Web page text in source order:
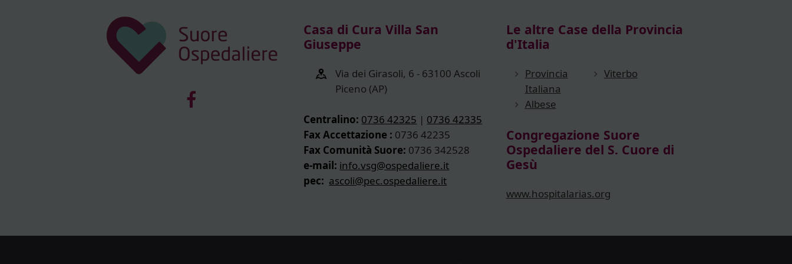
Casa di Cura Villa San
Giuseppe
Via dei Girasoli, 6 - 63100 Ascoli
Piceno (AP)
Centralino: 0736 42325 | 0736 42335
Fax Accettazione : 0736 42235
Fax Comunità Suore: 0736 342528
e-mail: info.vsg@ospedaliere.it
pec: ascoli@pec.ospedaliere.it
Le altre Case della Provincia
d'Italia
Provincia
Italiana
Viterbo
Albese
Congregazione Suore
Ospedaliere del S. Cuore di
Gesù
www.hospitalarias.org